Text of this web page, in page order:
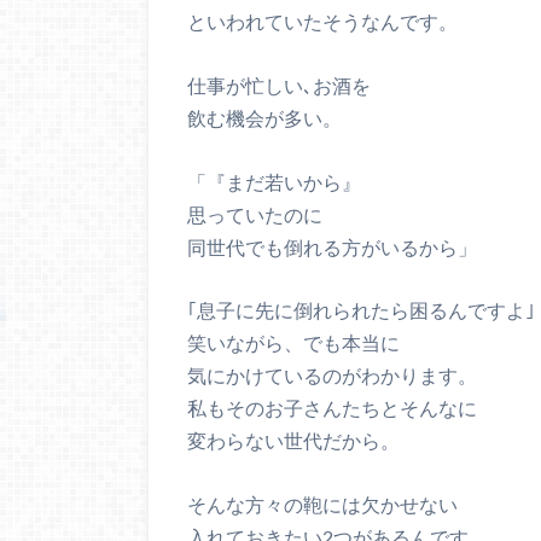
といわれていたそうなんです。
仕事が忙しい､お酒を
飲む機会が多い。
「『まだ若いから』
思っていたのに
同世代でも倒れる方がいるから」
｢息子に先に倒れられたら困るんですよ｣
笑いながら、でも本当に
気にかけているのがわかります。
私もそのお子さんたちとそんなに
変わらない世代だから。
そんな方々の鞄には欠かせない
入れておきたい2つがあるんです。